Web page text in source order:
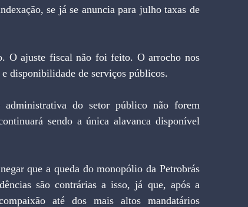
se já se anuncia para julho taxas de
e disponibilidade de serviços públicos.
sendo a única alavanca disponível
são contrárias a isso, já que, após a
até dos mais altos mandatários